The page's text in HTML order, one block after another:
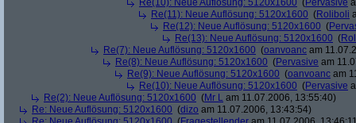
Re(10): Neue Auflösung: 5120x1600 (Pervasive
Re(11): Neue Auflösung: 5120x1600 (Roliboli
Re(12): Neue Auflösung: 5120x1600 (
Re(13): Neue Auflösung: 5120x1600 (
Re(7): Neue Auflösung: 5120x1600 (oanvoanc am
Re(8): Neue Auflösung: 5120x1600 (Pervasive am
Re(9): Neue Auflösung: 5120x1600 (oanvoanc am
Re(10): Neue Auflösung: 5120x1600 (Pervasive
Re(2): Neue Auflösung: 5120x1600 (Mr L am 11.07.2006, 13:55:40)
Re: Neue Auflösung: 5120x1600 (dizo am 11.07.2006, 13:43:54)